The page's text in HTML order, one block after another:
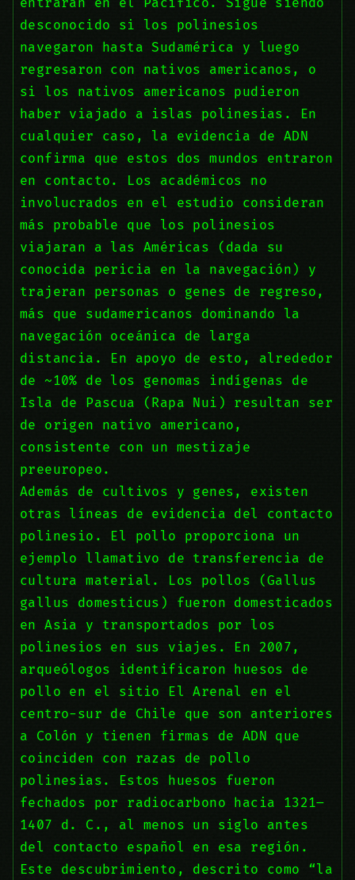
desconocido si los polinesios
navegaron hasta Sudamérica y luego
regresaron con nativos americanos, o
si los nativos americanos pudieron
haber viajado a islas polinesias. En
cualquier caso, la evidencia de ADN
confirma que estos dos mundos entraron
en contacto. Los académicos no
involucrados en el estudio consideran
más probable que los polinesios
viajaran a las Américas (dada su
conocida pericia en la navegación) y
trajeran personas o genes de regreso,
más que sudamericanos dominando la
navegación oceánica de larga
distancia. En apoyo de esto, alrededor
de ~10% de los genomas indígenas de
Isla de Pascua (Rapa Nui) resultan ser
de origen nativo americano,
consistente con un mestizaje
preeuropeo.
Además de cultivos y genes, existen
otras líneas de evidencia del contacto
polinesio. El pollo proporciona un
ejemplo llamativo de transferencia de
cultura material. Los pollos (Gallus
gallus domesticus) fueron domesticados
en Asia y transportados por los
polinesios en sus viajes. En 2007,
arqueólogos identificaron huesos de
pollo en el sitio El Arenal en el
centro-sur de Chile que son anteriores
a Colón y tienen firmas de ADN que
coinciden con razas de pollo
polinesias. Estos huesos fueron
fechados por radiocarbono hacia 1321–
1407 d. C., al menos un siglo antes
del contacto español en esa región.
Este descubrimiento, descrito como “la